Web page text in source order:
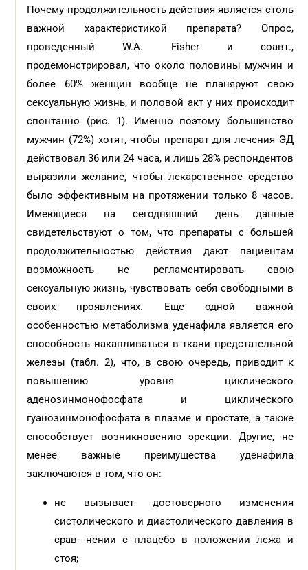
Почему продолжительность действия является столь
важной характеристикой препарата? Опрос,
проведенный W.A. Fisher и соавт.,
продемонстрировал, что около половины мужчин и
более 60% женщин вообще не планяруют свою
сексуальную жизнь, и половой акт у них происходит
спонтанно (рис. 1). Именно поэтому большинство
мужчин (72%) хотят, чтобы препарат для лечения ЭД
действовал 36 или 24 часа, и лишь 28% респондентов
выразили желание, чтобы лекарственное средство
было эффективным на протяжении только 8 часов.
Имеющиеся на сегодняшний день данные
свидетельствуют о том, что препараты с большей
продолжительностью действия дают пациентам
возможность не регламентировать свою
сексуальную жизнь, чувствовать себя свободными в
своих проявлениях. Еще одной важной
особенностью метаболизма уденафила является его
способность накапливаться в ткани предстательной
железы (табл. 2), что, в свою очередь, приводит к
повышению уровня циклического
аденозинмонофосфата и циклического
гуанозинмонофосфата в плазме и простате, а также
способствует возникновению эрекции. Другие, не
менее важные преимущества уденафила
заключаются в том, что он:
не вызывает достоверного изменения
систолического и диастолического давления в
срав- нении с плацебо в положении лежа и
стоя;